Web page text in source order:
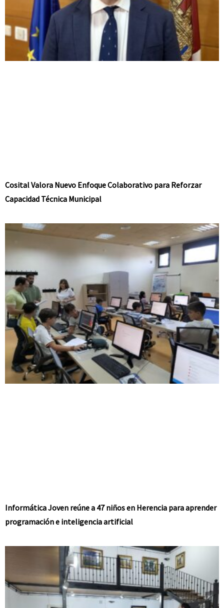
Cosital Valora Nuevo Enfoque Colaborativo para Reforzar
Capacidad Técnica Municipal
Informática Joven reúne a 47 niños en Herencia para aprender
programación e inteligencia artificial